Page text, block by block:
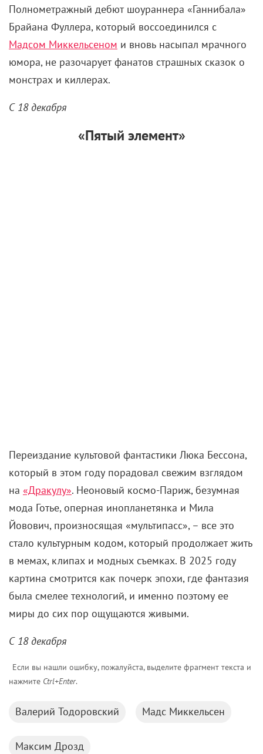
Полнометражный дебют шоураннера «Ганнибала»
Брайана Фуллера, который воссоединился с
Мадсом Миккельсеном и вновь насыпал мрачного
юмора, не разочарует фанатов страшных сказок о
монстрах и киллерах.
С 18 декабря
«Пятый элемент»
Переиздание культовой фантастики Люка Бессона,
который в этом году порадовал свежим взглядом
на «Дракулу». Неоновый космо-Париж, безумная
мода Готье, оперная инопланетянка и Мила
Йовович, произносящая «мультипасс», – все это
стало культурным кодом, который продолжает жить
в мемах, клипах и модных съемках. В 2025 году
картина смотрится как почерк эпохи, где фантазия
была смелее технологий, и именно поэтому ее
миры до сих пор ощущаются живыми.
С 18 декабря
Если вы нашли ошибку, пожалуйста, выделите фрагмент текста и
нажмите Ctrl+Enter.
Валерий Тодоровский Мадс Миккельсен
Максим Дрозд